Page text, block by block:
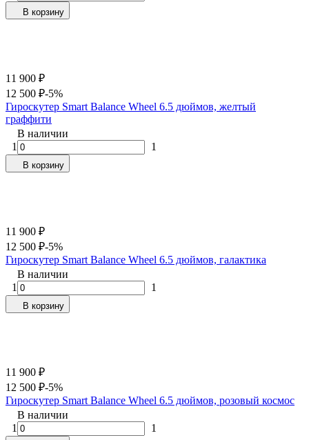
В корзину
11 900 ₽
12 500 ₽-5%
Гироскутер Smart Balance Wheel 6.5 дюймов, желтый
граффити
В наличии
1
1
В корзину
11 900 ₽
12 500 ₽-5%
Гироскутер Smart Balance Wheel 6.5 дюймов, галактика
В наличии
1
1
В корзину
11 900 ₽
12 500 ₽-5%
Гироскутер Smart Balance Wheel 6.5 дюймов, розовый космос
В наличии
1
1